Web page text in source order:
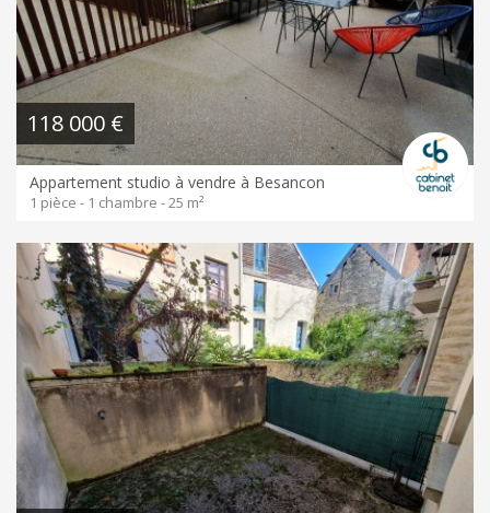
118 000 €
Appartement studio à vendre à Besancon
1 pièce - 1 chambre - 25 m²